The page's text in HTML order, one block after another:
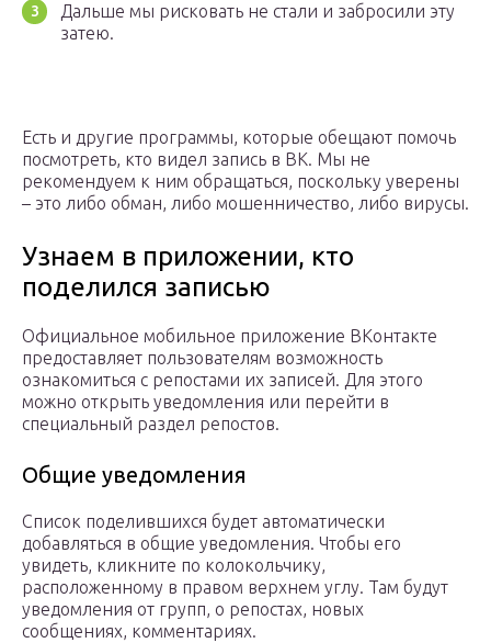
Дальше мы рисковать не стали и забросили эту
затею.
Есть и другие программы, которые обещают помочь
посмотреть, кто видел запись в ВК. Мы не
рекомендуем к ним обращаться, поскольку уверены
– это либо обман, либо мошенничество, либо вирусы.
Узнаем в приложении, кто
поделился записью
Официальное мобильное приложение ВКонтакте
предоставляет пользователям возможность
ознакомиться с репостами их записей. Для этого
можно открыть уведомления или перейти в
специальный раздел репостов.
Общие уведомления
Список поделившихся будет автоматически
добавляться в общие уведомления. Чтобы его
увидеть, кликните по колокольчику,
расположенному в правом верхнем углу. Там будут
уведомления от групп, о репостах, новых
сообщениях, комментариях.